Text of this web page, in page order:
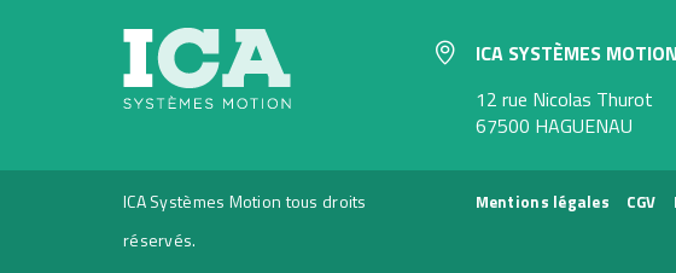
ICA SYSTÈMES MOTION
12 rue Nicolas Thurot
67500 HAGUENAU
ICA Systèmes Motion tous droits
réservés.
Mentions légales CGV